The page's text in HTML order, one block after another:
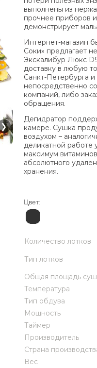
❯
выполнены из
прочнее приборов
демонстрирует
Интернет-магазин
Соки» предлагает
Экскалибур Люкс
доставку в любую
Санкт-Петербурга и
непосредственно
компаний, либо
обращения.
Дегидратор
камере. Сушка
воздухом –
деликатной работе
максимум
абсолютного
хранения.
Цвет:
Количество лотков
Тип лотков
Общая площадь
Температура
Тип обдува
Мощность
Таймер
Производитель
Страна
Вес